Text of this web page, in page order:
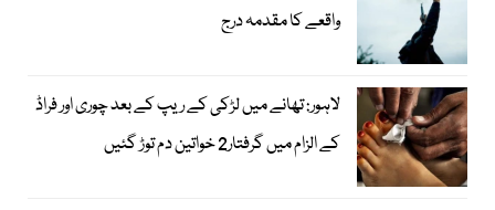
واقعے کا مقدمہ درج
لاہور: تھانے میں لڑکی کے ریپ کے بعد چوری اور فراڈ
کے الزام میں گرفتار2 خواتین دم توڑ گئیں